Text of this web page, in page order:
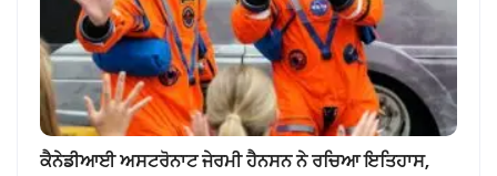
ਕੈਨੇਡੀਆਈ ਅਸਟਰੋਨਾਟ ਜੇਰਮੀ ਹੈਨਸਨ ਨੇ ਰਚਿਆ ਇਤਿਹਾਸ,